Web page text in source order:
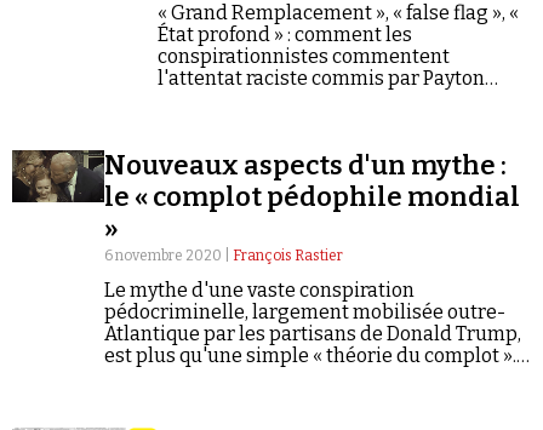
« Grand Remplacement », « false flag », «
État profond » : comment les
conspirationnistes commentent
l'attentat raciste commis par Payton
Nouveaux aspects d'un mythe :
le « complot pédophile mondial
»
6 novembre 2020 | François Rastier
Le mythe d'une vaste conspiration
pédocriminelle, largement mobilisée outre-
Atlantique par les partisans de Donald Trump,
est plus qu'une simple « théorie du complot ».